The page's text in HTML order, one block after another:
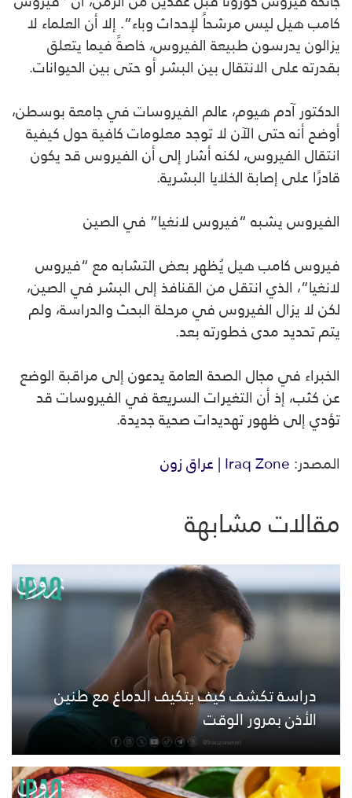
كامب هيل ليس مرشحاً لإحداث وباء”. إلا أن العلماء لا
يزالون يدرسون طبيعة الفيروس، خاصةً فيما يتعلق
بقدرته على الانتقال بين البشر أو حتى بين الحيوانات.
الدكتور آدم هيوم، عالم الفيروسات في جامعة بوسطن،
أوضح أنه حتى الآن لا توجد معلومات كافية حول كيفية
انتقال الفيروس، لكنه أشار إلى أن الفيروس قد يكون
قادرًا على إصابة الخلايا البشرية.
الفيروس يشبه “فيروس لانغيا” في الصين
فيروس كامب هيل يُظهر بعض التشابه مع “فيروس
لانغيا”، الذي انتقل من القنافذ إلى البشر في الصين،
لكن لا يزال الفيروس في مرحلة البحث والدراسة، ولم
يتم تحديد مدى خطورته بعد.
الخبراء في مجال الصحة العامة يدعون إلى مراقبة الوضع
عن كثب، إذ أن التغيرات السريعة في الفيروسات قد
تؤدي إلى ظهور تهديدات صحية جديدة.
المصدر:Iraq Zone | عراق زون
مقالات مشابهة
دراسة تكشف كيف يتكيف الدماغ مع طنين
الأذن بمرور الوقت